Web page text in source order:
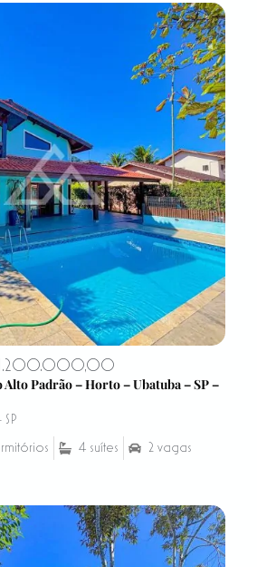
1.200.000,00
Padrão – Horto – Ubatuba – SP –
4 suítes 2 vagas